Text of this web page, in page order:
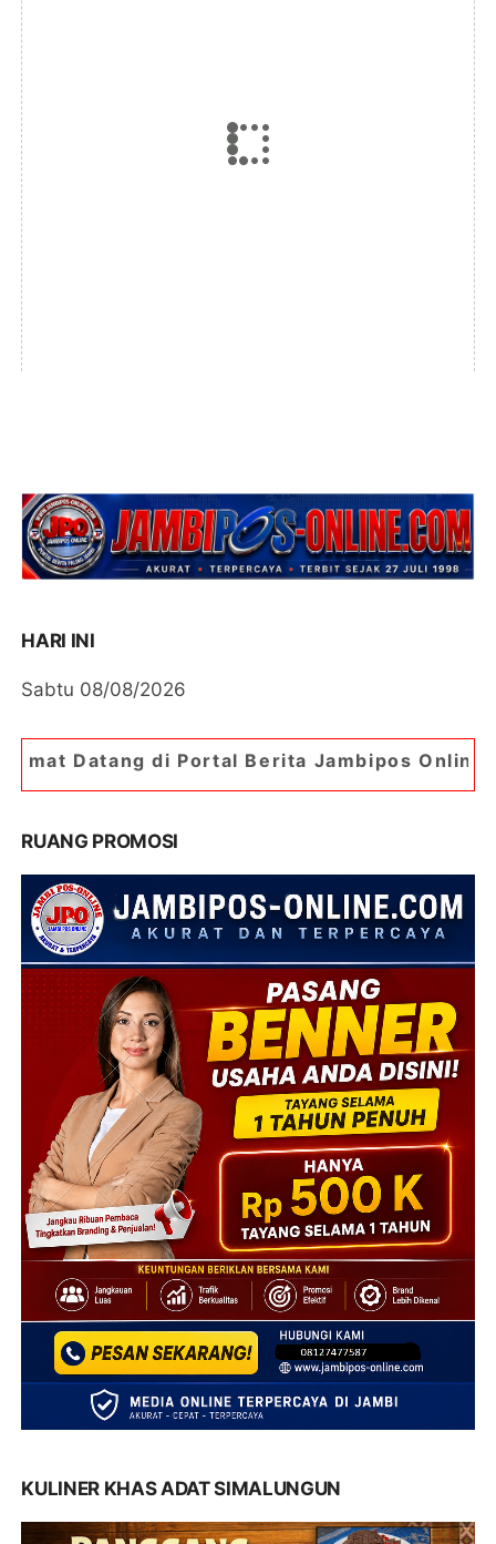
HARI INI
Sabtu 08/08/2026
Portal Berita Jambipos Online. Portal Berita
RUANG PROMOSI
KULINER KHAS ADAT SIMALUNGUN